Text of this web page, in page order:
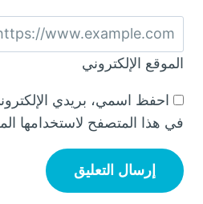
الموقع الإلكتروني
احفظ اسمي، بريدي
في هذا المتصفح لاستخدامها